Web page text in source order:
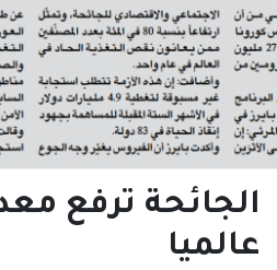
الجائحة ترفع
عالميا